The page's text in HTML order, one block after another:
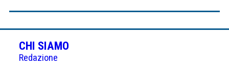
CHI SIAMO
Redazione